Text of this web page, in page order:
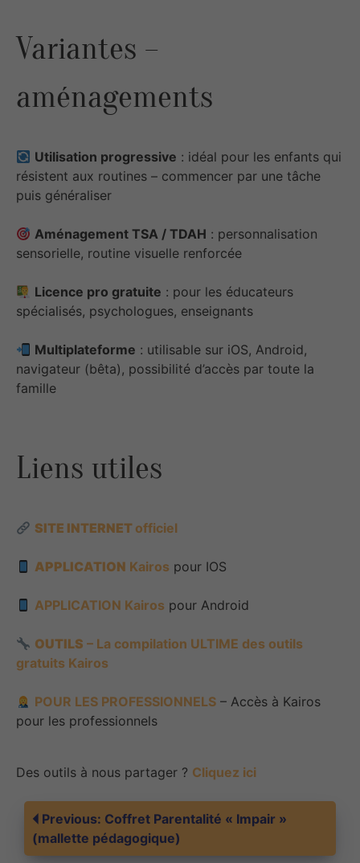
Variantes –
aménagements
Utilisation progressive : idéal pour les enfants qui
résistent aux routines – commencer par une tâche
puis généraliser
Aménagement TSA / TDAH : personnalisation
sensorielle, routine visuelle renforcée
Licence pro gratuite : pour les éducateurs
spécialisés, psychologues, enseignants
Multiplateforme : utilisable sur iOS, Android,
navigateur (bêta), possibilité d’accès par toute la
famille
Liens utiles
SITE INTERNET officiel
APPLICATION Kairos pour IOS
APPLICATION Kairos pour Android
OUTILS – La compilation ULTIME des outils
gratuits Kairos
POUR LES PROFESSIONNELS – Accès à Kairos
pour les professionnels
Des outils à nous partager ? Cliquez ici
Navigation
Previous: Coffret Parentalité « Impair »
(mallette pédagogique)